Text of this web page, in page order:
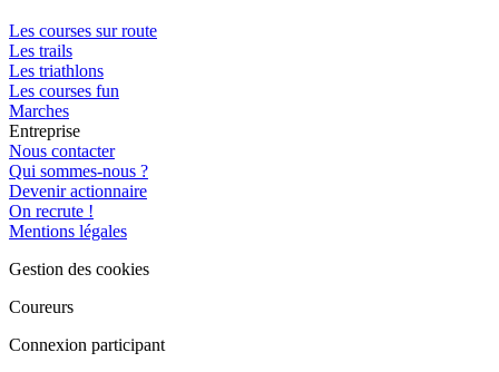
Les courses sur route
Les trails
Les triathlons
Les courses fun
Marches
Entreprise
Nous contacter
Qui sommes-nous ?
Devenir actionnaire
On recrute !
Mentions légales
Gestion des cookies
Coureurs
Connexion participant